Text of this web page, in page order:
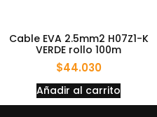
Cable EVA 2.5mm2 H07Z1-K
VERDE rollo 100m
$44.030
Añadir al carrito